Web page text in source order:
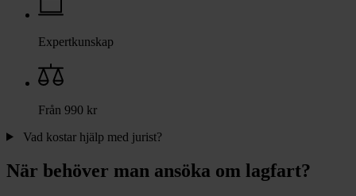
Expertkunskap
Från 990 kr
Vad kostar hjälp med jurist?
När behöver man ansöka om lagfart?